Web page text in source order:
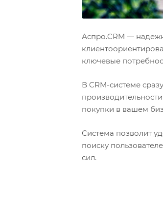
Аспро.CRM —
ключевые
В CRM-системе
покупки в вашем
Система позволит
поиску
сил.